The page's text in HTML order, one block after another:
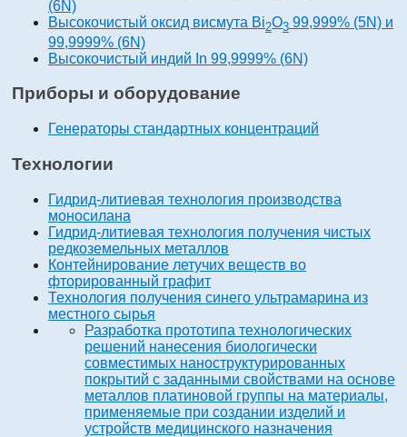
(6N)
Высокочистый оксид висмута Bi2O3 99,999% (5N) и
99,9999% (6N)
Высокочистый индий In 99,9999% (6N)
Приборы и оборудование
Генераторы стандартных концентраций
Технологии
Гидрид-литиевая технология производства
моносилана
Гидрид-литиевая технология получения чистых
редкоземельных металлов
Контейнирование летучих веществ во
фторированный графит
Технология получения синего ультрамарина из
местного сырья
Разработка прототипа технологических
решений нанесения биологически
совместимых наноструктурированных
покрытий с заданными свойствами на основе
металлов платиновой группы на материалы,
применяемые при создании изделий и
устройств медицинского назначения